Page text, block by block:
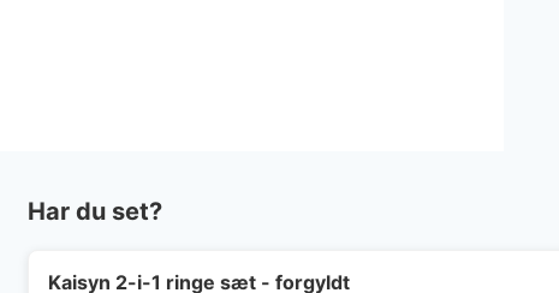
Har du set?
Kaisyn 2-i-1 ringe sæt - forgyldt